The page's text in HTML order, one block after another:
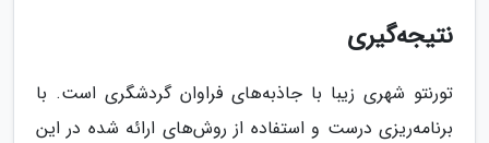
نتیجه‌گیری
تورنتو شهری زیبا با جاذبه‌های فراوان گردشگری است. با
برنامه‌ریزی درست و استفاده از روش‌های ارائه شده در این